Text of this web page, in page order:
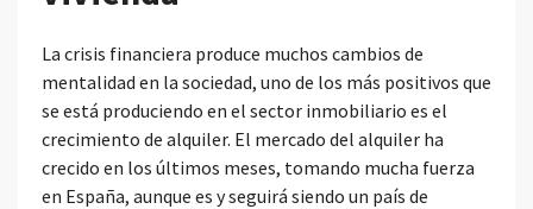
La crisis financiera produce muchos cambios de
mentalidad en la sociedad, uno de los más positivos que
se está produciendo en el sector inmobiliario es el
crecimiento de alquiler. El mercado del alquiler ha
crecido en los últimos meses, tomando mucha fuerza
en España, aunque es y seguirá siendo un país de